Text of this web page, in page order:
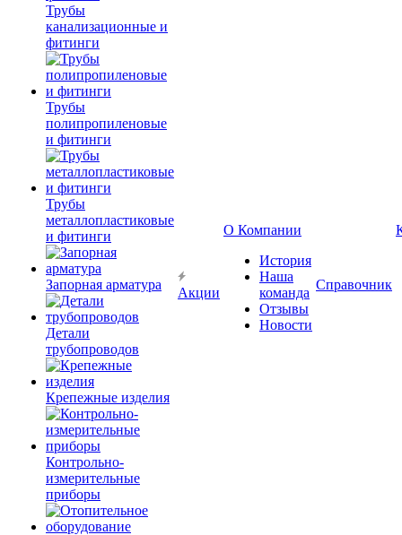
Трубы
канализационные и
фитинги
Трубы
полипропиленовые
и фитинги
Трубы
металлопластиковые
и фитинги
Запорная арматура
Детали
трубопроводов
Крепежные изделия
Контрольно-
измерительные
приборы
Акции
О Компании
История
Наша
команда
Отзывы
Новости
Справочник